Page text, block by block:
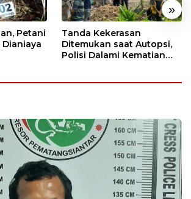
»
Petani
Tanda Kekerasan
Ditemukan saat Autopsi,
Polisi Dalami Kematian